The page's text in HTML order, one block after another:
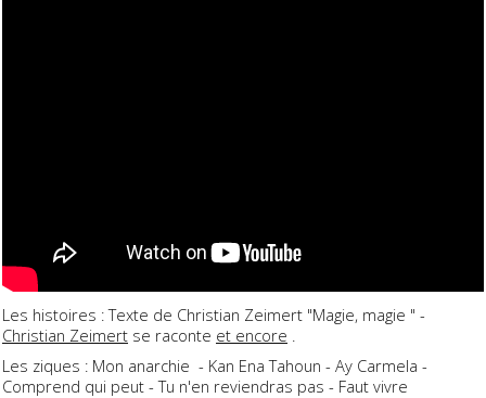
Les histoires : Texte de Christian Zeimert "Magie, magie " -
Christian Zeimert se raconte et encore .
Les ziques : Mon anarchie - Kan Ena Tahoun - Ay Carmela -
Comprend qui peut - Tu n'en reviendras pas - Faut vivre